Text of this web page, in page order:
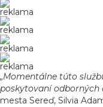
reklama
reklama
reklama
reklama
„Momentálne túto
poskytovaní odborných
mesta Sereď, Silvia